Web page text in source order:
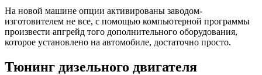
На новой машине опции активированы заводом-
изготовителем не все, с помощью компьютерной программы
произвести апгрейд того дополнительного оборудования,
которое установлено на автомобиле, достаточно просто.
Тюнинг дизельного двигателя